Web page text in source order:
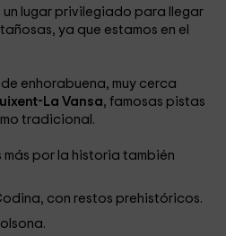
un lugar privilegiado para llegar
ya que estamos en el
enhorabuena, muy cerca
La Vansa, famosas pistas
tradicional.
por la historia también
con restos prehistóricos.